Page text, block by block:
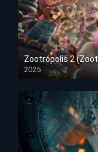
Zootrópolis 2
2025
HD 1080p